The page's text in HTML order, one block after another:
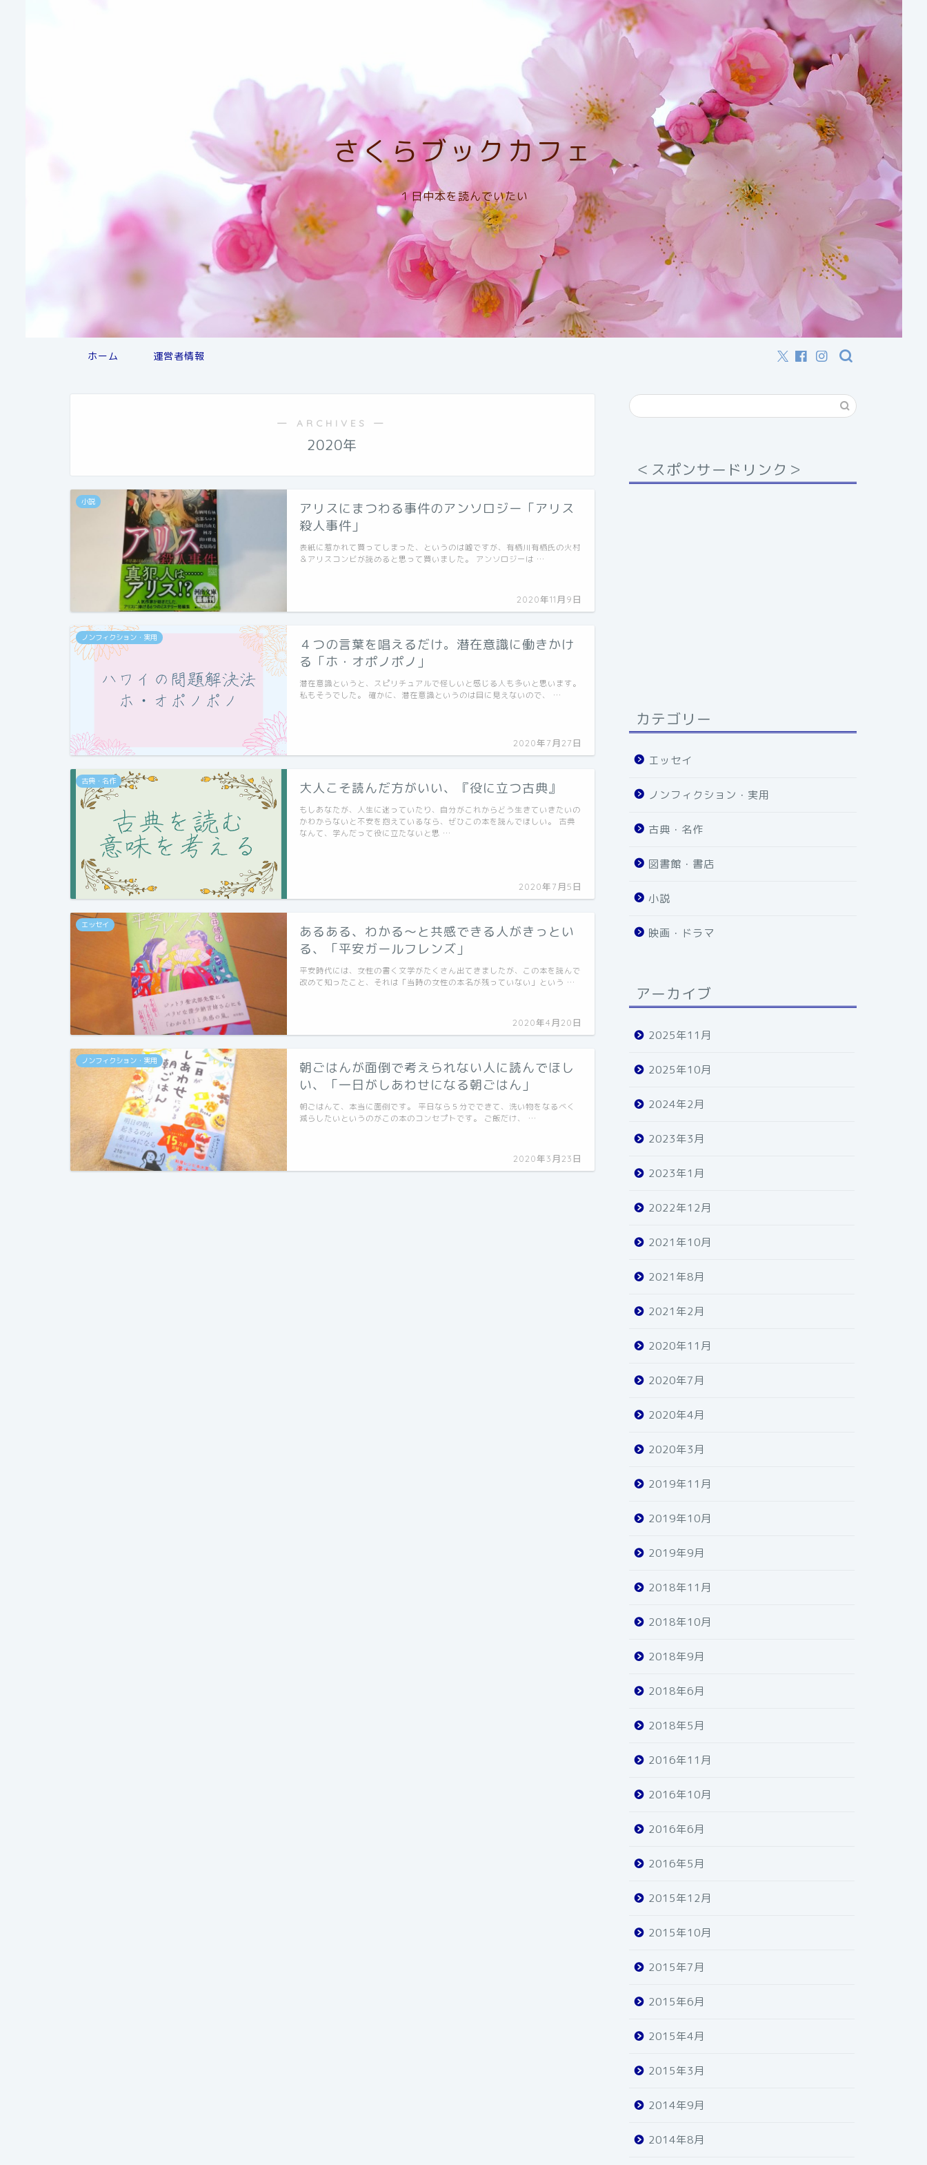
さくらブックカフェ
１日中本を読んでいたい
ホーム 運営者情報
― ARCHIVES ―
2020年
小説
アリスにまつわる事件のアンソロジー「アリス
殺人事件」
2020年11月9日
表紙に惹かれて買ってしまった、というのは嘘ですが、有栖川有栖氏の火村
＆アリスコンビが読めると思って買いました。 アンソロジーは …
ノンフィクション・実用
４つの言葉を唱えるだけ。潜在意識に働きかけ
る「ホ・オポノポノ」
2020年7月27日
潜在意識というと、スピリチュアルで怪しいと感じる人も多いと思います。
私もそうでした。 確かに、潜在意識というのは目に見えないので、 …
古典・名作 大人こそ読んだ方がいい、『役に立つ古典』
2020年7月5日
もしあなたが、人生に迷っていたり、自分がこれからどう生きていきたいの
かわからないと不安を抱えているなら、ぜひこの本を読んでほしい。 古典
なんて、学んだって役に立たないと思 …
エッセイ
あるある、わかる〜と共感できる人がきっとい
る、「平安ガールフレンズ」
2020年4月20日
平安時代には、女性の書く文学がたくさん出てきましたが、この本を読んで
改めて知ったこと、それは「当時の女性の本名が残っていない」という …
ノンフィクション・実用
朝ごはんが面倒で考えられない人に読んでほし
い、「一日がしあわせになる朝ごはん」
2020年3月23日
朝ごはんて、本当に面倒です。 平日なら５分でできて、洗い物をなるべく
減らしたいというのがこの本のコンセプトです。 ご飯だけ、 …
＜スポンサードリンク＞
カテゴリー
エッセイ
ノンフィクション・実用
古典・名作
図書館・書店
小説
映画・ドラマ
アーカイブ
2025年11月
2025年10月
2024年2月
2023年3月
2023年1月
2022年12月
2021年10月
2021年8月
2021年2月
2020年11月
2020年7月
2020年4月
2020年3月
2019年11月
2019年10月
2019年9月
2018年11月
2018年10月
2018年9月
2018年6月
2018年5月
2016年11月
2016年10月
2016年6月
2016年5月
2015年12月
2015年10月
2015年7月
2015年6月
2015年4月
2015年3月
2014年9月
2014年8月